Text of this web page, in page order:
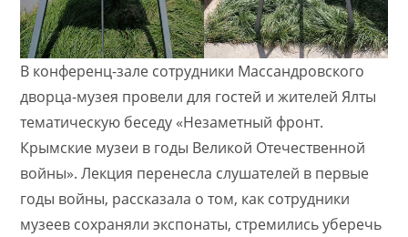
В конференц-зале сотрудники Массандровского
дворца-музея провели для гостей и жителей Ялты
тематическую беседу «Незаметный фронт.
Крымские музеи в годы Великой Отечественной
войны». Лекция перенесла слушателей в первые
годы войны, рассказала о том, как сотрудники
музеев сохраняли экспонаты, стремились уберечь